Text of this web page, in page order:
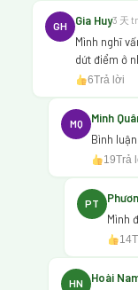
GH Gia Huy3 天
Mình nghĩ
dứt điểm ở
6Trả lời
MQ Minh
Bình
19Trả
PT
Mình
14
HN Hoài